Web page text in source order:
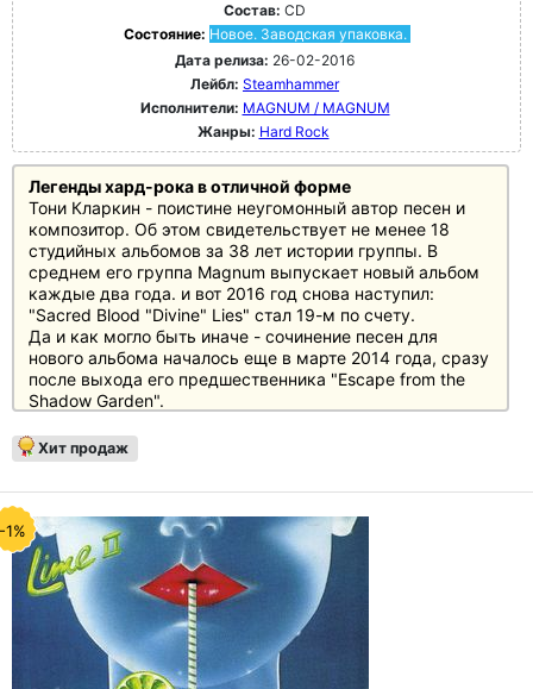
Состав: CD
Состояние: Новое. Заводская упаковка.
Дата релиза: 26-02-2016
Лейбл: Steamhammer
Исполнители: MAGNUM / MAGNUM
Жанры: Hard Rock
Легенды хард-рока в отличной форме
Тони Кларкин - поистине неугомонный автор песен и
композитор. Об этом свидетельствует не менее 18
студийных альбомов за 38 лет истории группы. В
среднем его группа Magnum выпускает новый альбом
каждые два года. и вот 2016 год снова наступил:
"Sacred Blood "Divine" Lies" стал 19-м по счету.
Да и как могло быть иначе - сочинение песен для
нового альбома началось еще в марте 2014 года, сразу
после выхода его предшественника "Escape from the
Shadow Garden".
сочинил в общей сложности 25 новых песен, десять из
которых в итоге были признаны достаточно хорошими
И снова британские легенды хард-рока предлагают
разнообразный микс, состоящий из эпических рок-
гимнов, фолковых песен и типичных для Magnum
баллад.
Magnum находятся в отличной музыкальной форме в
2016 году. "Sacred Blood "Divine" Lies" показывает,
что, несмотря на почти 40-летнюю карьеру и
неизменный стиль, группа все еще может быть лучше.
Хит продаж
-1%